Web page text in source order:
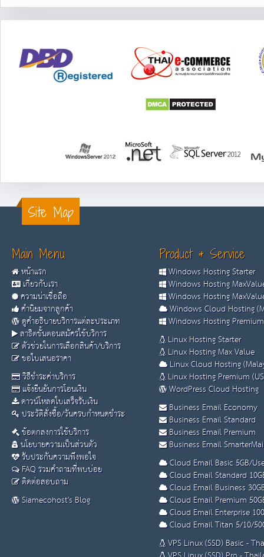
Site Map
Main Menu
หน้าแรก
เกี่ยวกับเรา
ความน่าเชื่อถือ
คำนิยมจากลูกค้า
ดูคำอธิบายบริการแต่ละประเภท
สาธิตขั้นตอนสมัครใช้บริการ
ตัวช่วยในการเลือกสินค้า/บริการ
ขอใบเสนอราคา
วิธีชำระค่าบริการ
แจ้งยืนยันการโอนเงิน
ดาวน์โหลดใบเสร็จรับเงิน
ประวัติสั่งซื้อ/วันครบกำหนดชำระ
ข้อตกลงการใช้บริการ
นโยบายความเป็นส่วนตัว
รับประกันความพึงพอใจ
FAQ รวมคำถามที่พบบ่อย
ติดต่อสอบถาม
Siamecohost's Blog
Product & Service
Windows Hosting Starter
Windows Hosting
Windows Hosting
Windows Cloud Hosting
Windows Hosting
Linux Hosting Starter
Linux Hosting Max Value
Linux Cloud Hosting
Linux Hosting Premium
WordPress Cloud Hosting
Business Email Economy
Business Email Standard
Business Email Premium
Business Email
Cloud Email Basic 5GB/
Cloud Email Standard
Cloud Email Business
Cloud Email Premium
Cloud Email Enterprise
Cloud Email Titan 5/10/
VPS Linux (SSD) Basic -